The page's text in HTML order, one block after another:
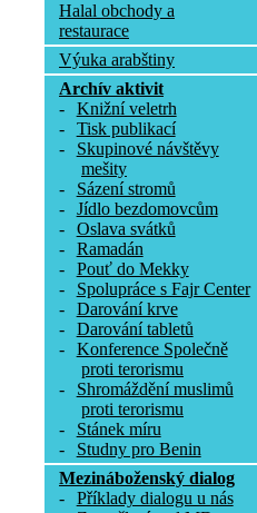
Halal obchody a
restaurace
Výuka arabštiny
Archív aktivit
-
Knižní veletrh
-
Tisk publikací
-
Skupinové návštěvy
mešity
-
Sázení stromů
-
Jídlo bezdomovcům
-
Oslava svátků
-
Ramadán
-
Pouť do Mekky
-
Spolupráce s Fajr Center
-
Darování krve
-
Darování tabletů
-
Konference Společně
proti terorismu
-
Shromáždění muslimů
proti terorismu
-
Stánek míru
-
Studny pro Benin
Mezináboženský dialog
-
Příklady dialogu u nás